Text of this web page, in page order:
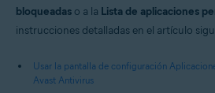
bloqueadas o a la Lista de aplicaciones
instrucciones detalladas en el artículo
Usar la pantalla de configuración
Avast Antivirus